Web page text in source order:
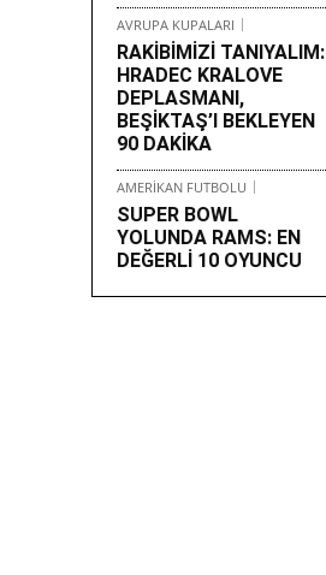
AVRUPA KUPALARI
RAKİBİMİZİ TANIYALIM:
HRADEC KRALOVE
DEPLASMANI,
BEŞİKTAŞ’I BEKLEYEN
90 DAKİKA
AMERİKAN FUTBOLU
SUPER BOWL
YOLUNDA RAMS: EN
DEĞERLİ 10 OYUNCU